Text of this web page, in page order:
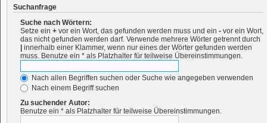
Suchanfrage
Suche nach Wörtern:
Setze ein + vor ein Wort, das gefunden werden muss und ein - vor ein Wort,
das nicht gefunden werden darf. Verwende mehrere Wörter getrennt durch
| innerhalb einer Klammer, wenn nur eines der Wörter gefunden werden
muss. Benutze ein * als Platzhalter für teilweise Übereinstimmungen.
Nach allen Begriffen suchen oder Suche wie angegeben verwenden
Nach einem Begriff suchen
Zu suchender Autor:
Benutze ein * als Platzhalter für teilweise Übereinstimmungen.